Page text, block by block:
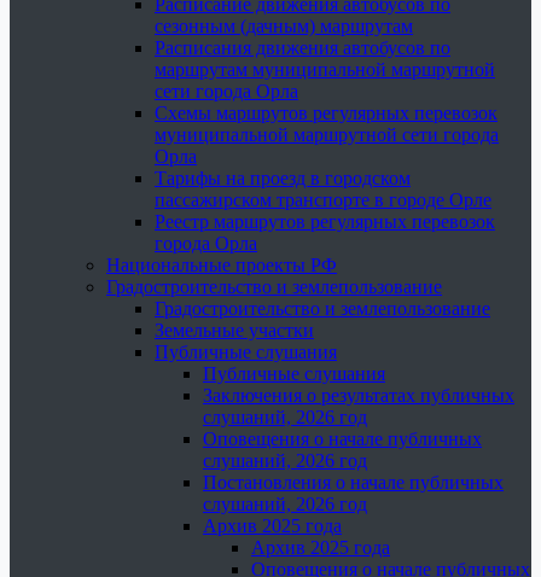
Расписание движения автобусов по
сезонным (дачным) маршрутам
Расписания движения автобусов по
маршрутам муниципальной маршрутной
сети города Орла
Схемы маршрутов регулярных перевозок
муниципальной маршрутной сети города
Орла
Тарифы на проезд в городском
пассажирском транспорте в городе Орле
Реестр маршрутов регулярных перевозок
города Орла
Национальные проекты РФ
Градостроительство и землепользование
Градостроительство и землепользование
Земельные участки
Публичные слушания
Публичные слушания
Заключения о результатах публичных
слушаний, 2026 год
Оповещения о начале публичных
слушаний, 2026 год
Постановления о начале публичных
слушаний, 2026 год
Архив 2025 года
Архив 2025 года
Оповещения о начале публичных